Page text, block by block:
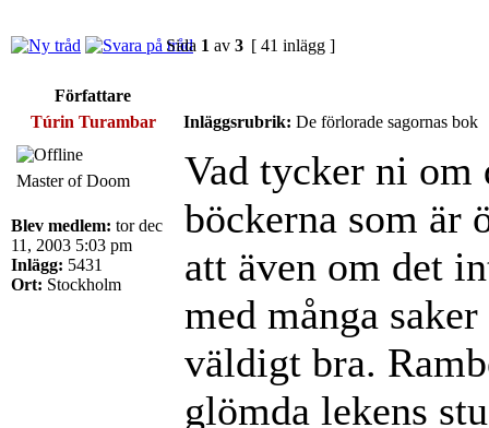
Sida 1 av 3 [ 41 inlägg ]
Författare
Túrin Turambar
Inläggsrubrik: De förlorade sagornas bok
Master of Doom
Blev medlem: tor dec
11, 2003 5:03 pm
Inlägg: 5431
Ort: Stockholm
Vad tycker ni om
böckerna som är
att även om det
med många
väldigt bra.
glömda lekens